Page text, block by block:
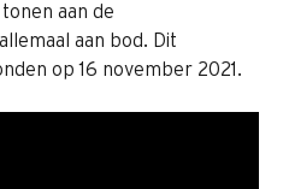
aan de
aan bod. Dit
op 16 november 2021.